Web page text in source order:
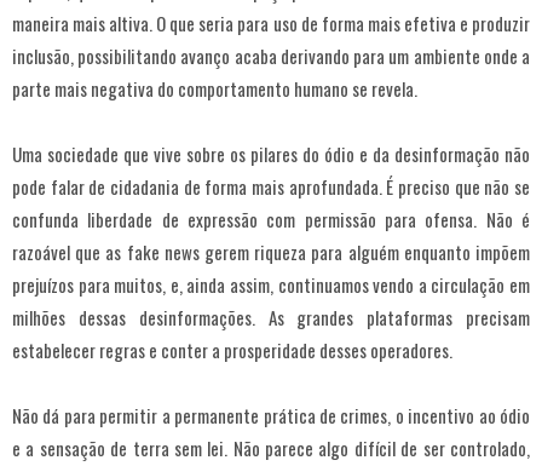
maneira mais altiva. O que seria para uso de forma mais efetiva e produzir
inclusão, possibilitando avanço acaba derivando para um ambiente onde a
parte mais negativa do comportamento humano se revela.
Uma sociedade que vive sobre os pilares do ódio e da desinformação não
pode falar de cidadania de forma mais aprofundada. É preciso que não se
confunda liberdade de expressão com permissão para ofensa. Não é
razoável que as fake news gerem riqueza para alguém enquanto impõem
prejuízos para muitos, e, ainda assim, continuamos vendo a circulação em
milhões dessas desinformações. As grandes plataformas precisam
estabelecer regras e conter a prosperidade desses operadores.
Não dá para permitir a permanente prática de crimes, o incentivo ao ódio
e a sensação de terra sem lei. Não parece algo difícil de ser controlado,